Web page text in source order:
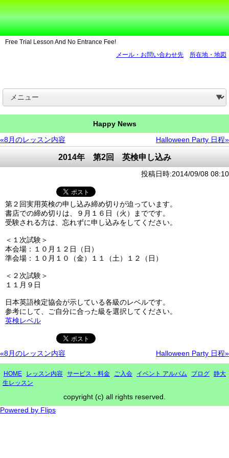
Free Trial Lesson And No Entrance Fee!
メール・お問い合わせ先
所在地・地図
Happy News
«8月のレッスン内容
Halloween Party 日程»
2014年 第2回 英検申し込み
投稿日時:2014/09/08 08:10
第２回実用英検の申し込み締め切りが迫っています。
書店での締め切りは、９月１６日（火）までです。
受験される方は、忘れずに申し込みをしてください。
＜１次試験＞
本会場：１０月１２日（日）
準会場：１０月１０（金）１１（土）１２（日）
＜２次試験＞
１１月９日
日本英語検定協会が示している各級のレベルです。
参考にして、ご自分に合った級を選択してください。
英検レベル
«8月のレッスン内容 Halloween Party 日程»
HOME レッスン内容 サービス・料金 ご入会 イベント アルバム ブログ 静大
生レッスン
copyright (c) all rights reserved.
Powered by Flips